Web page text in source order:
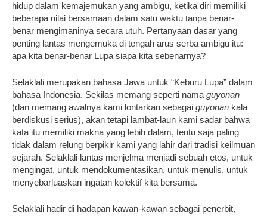
hidup dalam kemajemukan yang ambigu, ketika diri memiliki
beberapa nilai bersamaan dalam satu waktu tanpa benar-
benar mengimaninya secara utuh. Pertanyaan dasar yang
penting lantas mengemuka di tengah arus serba ambigu itu:
apa kita benar-benar Lupa siapa kita sebenarnya?
Selaklali merupakan bahasa Jawa untuk “Keburu Lupa” dalam
bahasa Indonesia. Sekilas memang seperti nama guyonan
(dan memang awalnya kami lontarkan sebagai guyonan kala
berdiskusi serius), akan tetapi lambat-laun kami sadar bahwa
kata itu memiliki makna yang lebih dalam, tentu saja paling
tidak dalam relung berpikir kami yang lahir dari tradisi keilmuan
sejarah. Selaklali lantas menjelma menjadi sebuah etos, untuk
mengingat, untuk mendokumentasikan, untuk menulis, untuk
menyebarluaskan ingatan kolektif kita bersama.
Selaklali hadir di hadapan kawan-kawan sebagai penerbit,